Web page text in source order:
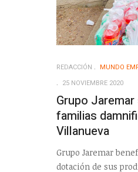
REDACCIÓN
MUNDO
25 NOVIEMBRE 2020
Grupo
familias
Villanueva
Grupo Jaremar
dotación de sus